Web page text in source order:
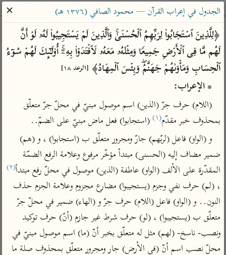
ساهم معنا في نشر القرآن والعلم الشرعي
الباحث القرآني
بحث تفسير علوم مصاحف معاجم
Type 2 or more characters for results.
Type 1 or more
characters for results.
أمّهات
تفسير الطبري
تفسير ابن كثير
تفسير القرطبي
تفسير البغوي
جمع الأقوال
تفسير ابن الجوزي
عامّة
فتح البيان للقنوجي
فتح القدير للشوكاني
تفسير ابن جزي
موسوعات
تفسير الآلوسي
تفسير الرازي
معاصرة
الميسر
المختصر في
التفسير
تفسير السعدي
أيسر التفاسير
القرآن – تدبر وعمل
تفسير ابن عثيمين
الجدول في إعراب القرآن — محمود الصافي (١٣٧٦ هـ)
✕
لَهُم مَّا فِی ٱلۡأَرۡضِ جَمِیعࣰا وَمِثۡلَهُۥ مَعَهُۥ لَٱفۡتَدَوۡا۟ بِهِۦۤۚ أُو۟لَـٰۤىِٕكَ لَهُمۡ سُوۤءُ
ٱلۡحِسَابِ وَمَأۡوَىٰهُمۡ جَهَنَّمُۖ وَبِئۡسَ ٱلۡمِهَادُ﴾ [الرعد ١٨]
* الإعراب:
بمحذوف خبر مقدّم(١)
(استجابوا) فعل ماض مبنيّ على الضمّ..
المقدّرة على الألف (الواو) عاطفة (الذين) موصول في محلّ رفع مبتدأ(٢)
النون.. و (الواو) فاعل (اللام) حرف جرّ و (الهاء) ضمير في محلّ جرّ